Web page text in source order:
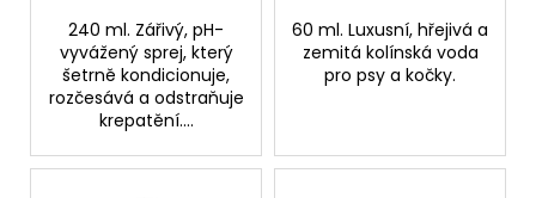
240 ml. Zářivý, pH-
vyvážený sprej, který
šetrně kondicionuje,
rozčesává a odstraňuje
krepatění....
60 ml. Luxusní, hřejivá a
zemitá kolínská voda
pro psy a kočky.